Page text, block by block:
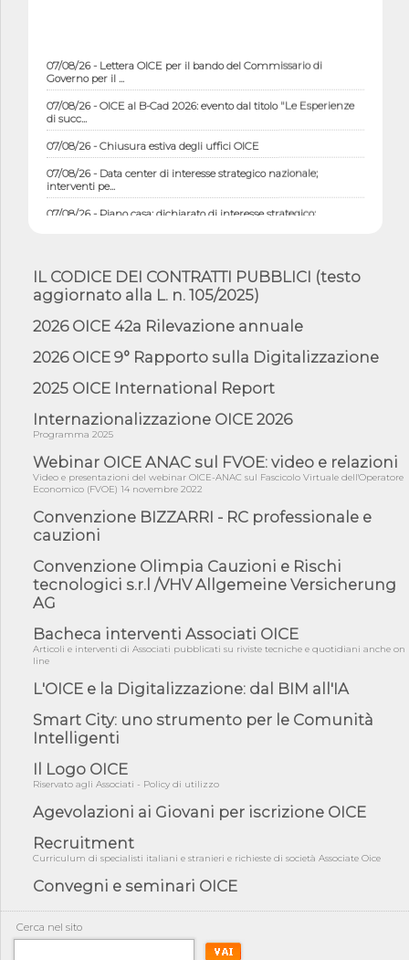
07/08/26 - Lettera OICE per il bando del Commissario di
Governo per il ...
07/08/26 - OICE al B-Cad 2026: evento dal titolo "Le Esperienze
di succ...
07/08/26 - Chiusura estiva degli uffici OICE
07/08/26 - Data center di interesse strategico nazionale;
interventi pe...
07/08/26 - Piano casa: dichiarato di interesse strategico;
07/08/26 - Tunnel Brennero, dal Cipess via libera al quinto lotto
costr...
06/08/26 - Istat, produzione industriale in calo dell'1% a giugno,
06/08/26 - Dal 3 agosto in vigore l'obbligo di energie rinnovabili
con ...
06/08/26 - DL PA approvato in Cdm: contributi per
riqualificazione sism...
mate...
06/08/26 - DDL delegazione europea in Cdm per recepimento
05/08/26 - DL Infrastrutture e PNRR è legge: approvata oggi la
fiducia...
05/08/26 - Focus OICE sul DDL di riforma della responsabilità
amminist...
05/08/26 - Anac: pubblicata la Relazione illustrativa al Bando tipo
05/08/26 - SAVE THE DATE: Assemblea Pubblica Confindustria
Professioni ...
05/08/26 - Successo OICE per il bando della Città metropolitana
05/08/26 - Lettera OICE per il bando della Giunta Regionale della
Campa...
04/08/26 - DL PA: previste cancellazioni da elenchi professionisti
per ...
04/08/26 - International Sustainable Buildings Competition -
COP31, An...
04/08/26 - CdS, project financing: progetto di fattibilità da
impugnar...
04/08/26 - Rapporto Anac corruzione 2020-2026: procedimenti
04/08/26 - CdS: partecipazione alla gara non equivale ad
IL CODICE DEI CONTRATTI PUBBLICI (testo
aggiornato alla L. n. 105/2025)
2026 OICE 42a Rilevazione annuale
2026 OICE 9° Rapporto sulla Digitalizzazione
2025 OICE International Report
Internazionalizzazione OICE 2026
Programma 2025
Webinar OICE ANAC sul FVOE: video e relazioni
Video e presentazioni del webinar OICE-ANAC sul Fascicolo Virtuale dell'Operatore
Economico (FVOE) 14 novembre 2022
Convenzione BIZZARRI - RC professionale e
cauzioni
Convenzione Olimpia Cauzioni e Rischi
tecnologici s.r.l /VHV Allgemeine Versicherung
AG
Bacheca interventi Associati OICE
Articoli e interventi di Associati pubblicati su riviste tecniche e quotidiani anche on
line
L'OICE e la Digitalizzazione: dal BIM all'IA
Smart City: uno strumento per le Comunità
Intelligenti
Il Logo OICE
Riservato agli Associati - Policy di utilizzo
Agevolazioni ai Giovani per iscrizione OICE
Recruitment
Curriculum di specialisti italiani e stranieri e richieste di società Associate Oice
Convegni e seminari OICE
Cerca nel sito